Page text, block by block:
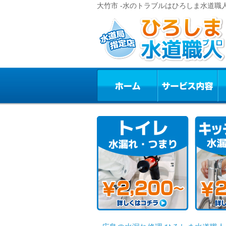
大竹市 -水のトラブルはひろしま水道職